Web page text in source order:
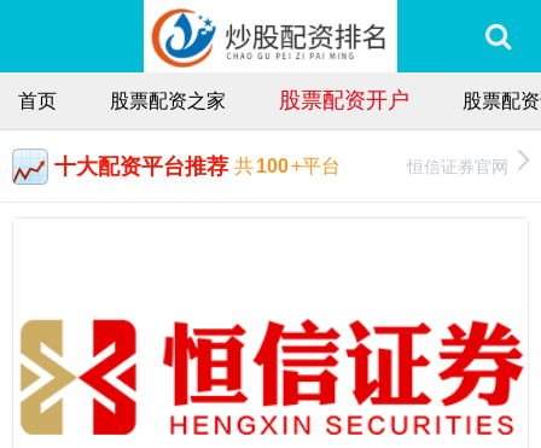
首页 股票配资之家 股票配资开户 股票配
十大配资平台推荐 共100+平台 恒信证券官网